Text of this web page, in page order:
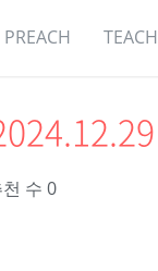
PREACH TEACH
판 인스타그램
수 0